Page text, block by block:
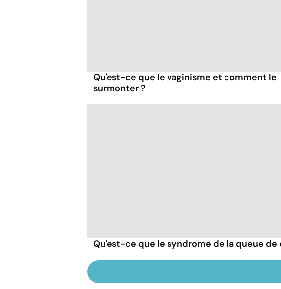
Qu'est-ce que le vaginisme et comment le
surmonter ?
Qu'est-ce que le syndrome de la queue de